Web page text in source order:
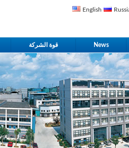
English
قوة الشركة News